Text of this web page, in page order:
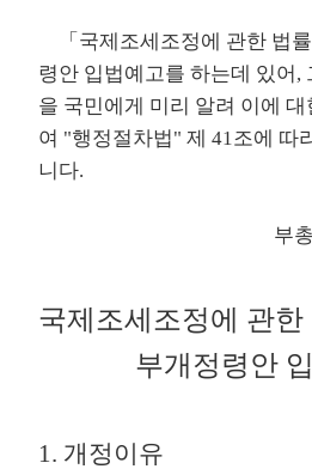
「국제조세조정에 관한 법
령안 입법예고를 하는데 있어,
을 국민에게 미리 알려 이에
여 "행정절차법" 제 41조에 따
니다.
부
국제조세조정에 관한
부개정령안
1. 개정이유